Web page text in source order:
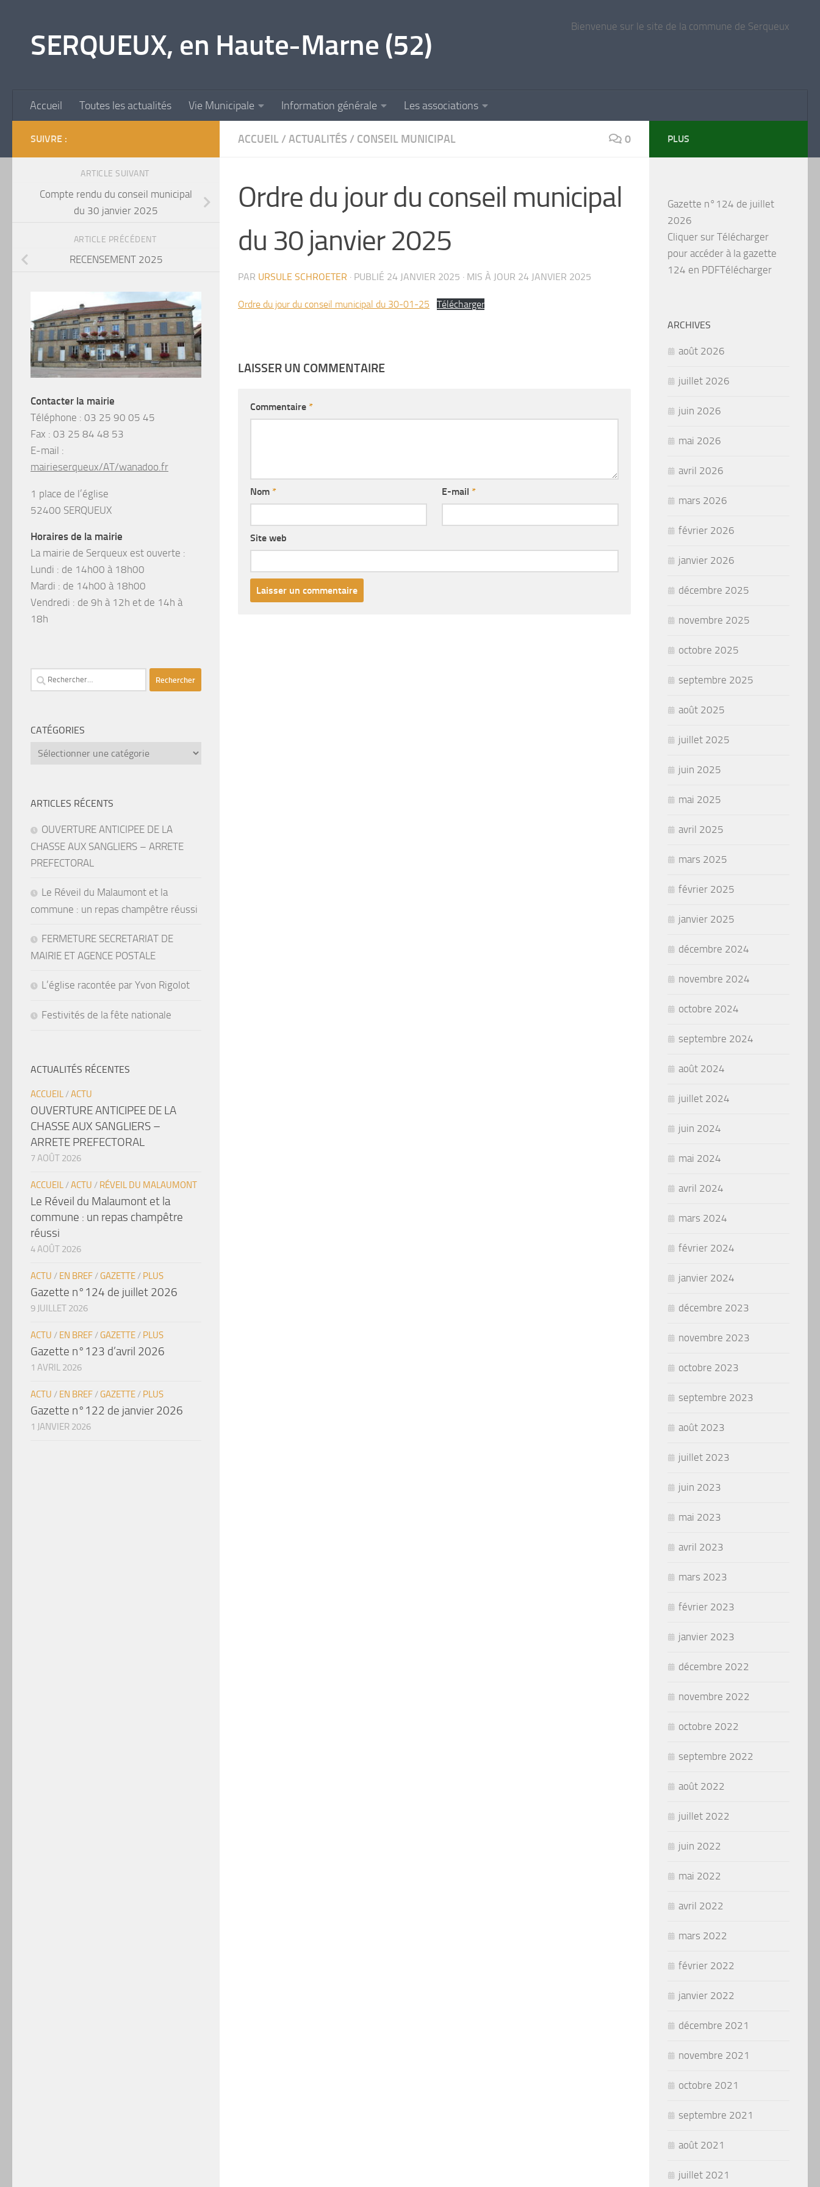
SERQUEUX, en Haute-Marne (52)
Bienvenue sur le site de la commune de Serqueux
Accueil Toutes les actualités Vie Municipale Information générale Les associations
ACCUEIL / ACTUALITÉS / CONSEIL MUNICIPAL 0
Ordre du jour du conseil municipal
du 30 janvier 2025
PAR URSULE SCHROETER · PUBLIÉ 24 JANVIER 2025 · MIS À JOUR 24 JANVIER 2025
Ordre du jour du conseil municipal du 30-01-25 Télécharger
LAISSER UN COMMENTAIRE
Commentaire *
Nom * E-mail *
Site web
SUIVRE :
ARTICLE SUIVANT
Compte rendu du conseil municipal
du 30 janvier 2025
ARTICLE PRÉCÉDENT
RECENSEMENT 2025
Contacter la mairie
Téléphone : 03 25 90 05 45
Fax : 03 25 84 48 53
E-mail :
mairieserqueux/AT/wanadoo.fr
1 place de l’église
52400 SERQUEUX
Horaires de la mairie
La mairie de Serqueux est ouverte :
Lundi : de 14h00 à 18h00
Mardi : de 14h00 à 18h00
Vendredi : de 9h à 12h et de 14h à
18h
Rechercher :
CATÉGORIES
catégories
ARTICLES RÉCENTS
OUVERTURE ANTICIPEE DE LA
CHASSE AUX SANGLIERS – ARRETE
PREFECTORAL
Le Réveil du Malaumont et la
commune : un repas champêtre réussi
FERMETURE SECRETARIAT DE
MAIRIE ET AGENCE POSTALE
L’église racontée par Yvon Rigolot
Festivités de la fête nationale
ACTUALITÉS RÉCENTES
ACCUEIL/ACTU
OUVERTURE ANTICIPEE DE LA
CHASSE AUX SANGLIERS –
ARRETE PREFECTORAL
7 AOÛT 2026
ACCUEIL/ACTU / RÉVEIL DU MALAUMONT
Le Réveil du Malaumont et la
commune : un repas champêtre
réussi
4 AOÛT 2026
ACTU / EN BREF/GAZETTE/ PLUS
Gazette n°124 de juillet 2026
9 JUILLET 2026
ACTU / EN BREF/GAZETTE/ PLUS
Gazette n°123 d’avril 2026
1 AVRIL 2026
ACTU / EN BREF/GAZETTE/ PLUS
Gazette n°122 de janvier 2026
1 JANVIER 2026
PLUS
Gazette n°124 de juillet
2026
Cliquer sur Télécharger
pour accéder à la gazette
124 en PDFTélécharger
ARCHIVES
août 2026
juillet 2026
juin 2026
mai 2026
avril 2026
mars 2026
février 2026
janvier 2026
décembre 2025
novembre 2025
octobre 2025
septembre 2025
août 2025
juillet 2025
juin 2025
mai 2025
avril 2025
mars 2025
février 2025
janvier 2025
décembre 2024
novembre 2024
octobre 2024
septembre 2024
août 2024
juillet 2024
juin 2024
mai 2024
avril 2024
mars 2024
février 2024
janvier 2024
décembre 2023
novembre 2023
octobre 2023
septembre 2023
août 2023
juillet 2023
juin 2023
mai 2023
avril 2023
mars 2023
février 2023
janvier 2023
décembre 2022
novembre 2022
octobre 2022
septembre 2022
août 2022
juillet 2022
juin 2022
mai 2022
avril 2022
mars 2022
février 2022
janvier 2022
décembre 2021
novembre 2021
octobre 2021
septembre 2021
août 2021
juillet 2021